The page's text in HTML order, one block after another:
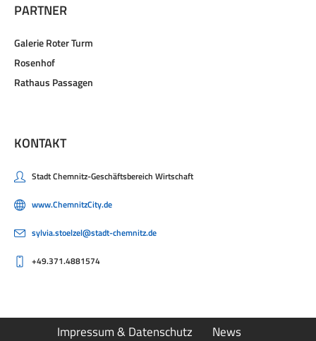
PARTNER
Galerie Roter Turm
Rosenhof
Rathaus Passagen
KONTAKT
Stadt Chemnitz-Geschäftsbereich Wirtschaft
www.ChemnitzCity.de
sylvia.stoelzel@stadt-chemnitz.de
+49.371.4881574
Impressum & Datenschutz
News